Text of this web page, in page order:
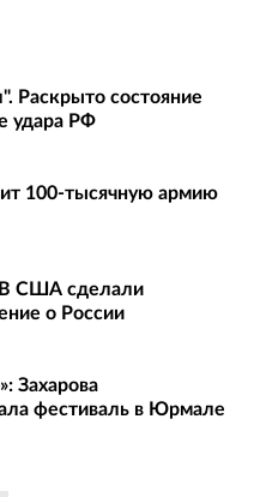
Раскрыто состояние
удара РФ
100-тысячную армию
В США сделали
о России
Захарова
фестиваль в Юрмале